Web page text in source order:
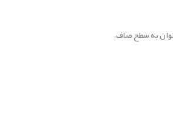
به سطح صاف،